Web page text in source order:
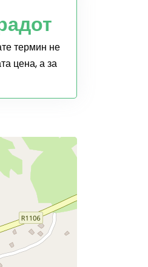
термин не
цена, а за